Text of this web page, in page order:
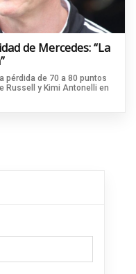
de Mercedes: “La
pérdida de 70 a 80 puntos
Russell y Kimi Antonelli en